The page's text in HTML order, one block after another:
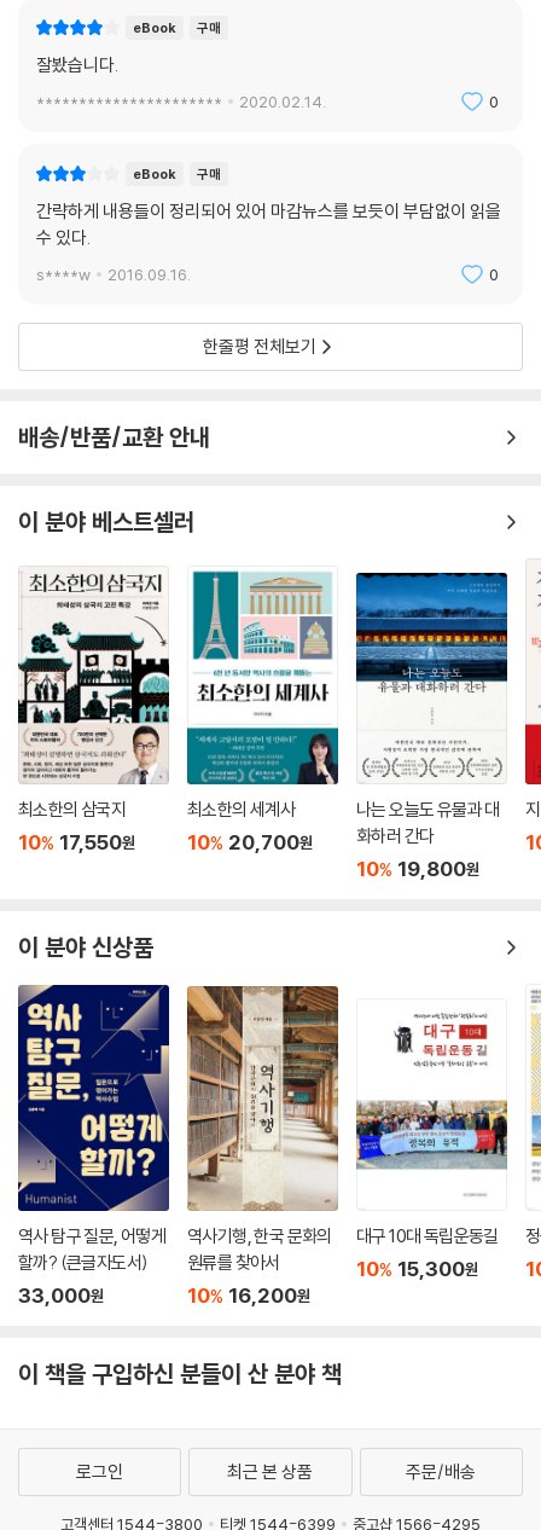
민주화 경험과 역사를 소개함으로써, 우리역사가 지닌 성과와 한계를 공유
하고자 하는 목적을 갖고 있다. 그에 따라 이번 한글판 출간을 시작으로 앞
으로 5개 국어(영어, 일어, 불어, 독어, 스페인어 등) 이상으로 번역?출판
eBook 구매
잘봤습니다.
********************** 2020.02.14. 0
eBook 구매
간략하게 내용들이 정리되어 있어 마감뉴스를 보듯이 부담없이 읽을
수 있다.
s****w 2016.09.16. 0
한줄평 전체보기
배송/반품/교환 안내
이 분야 베스트셀러
최소한의 삼국지
10% 17,550원
최소한의 세계사
10% 20,700원
나는 오늘도 유물과 대
화하러 간다
10% 19,800원
이 분야 신상품
역사 탐구 질문, 어떻게
할까? (큰글자도서)
33,000원
역사기행, 한국 문화의
원류를 찾아서
10% 16,200원
대구 10대 독립운동길
10% 15,300원
이 책을 구입하신 분들이 산 분야 책
로그인 최근 본 상품 주문/배송
고객센터 1544-3800 티켓 1544-6399 중고샵 1566-4295